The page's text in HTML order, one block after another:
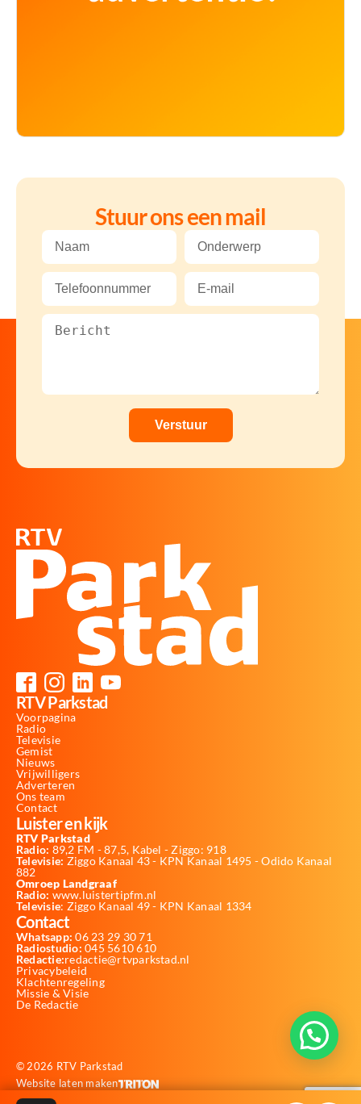
Stuur ons een mail
RTV Parkstad
Voorpagina
Radio
Televisie
Gemist
Nieuws
Vrijwilligers
Adverteren
Ons team
Contact
Luister en kijk
RTV Parkstad
Radio: 89,2 FM - 87,5, Kabel - Ziggo: 918
Televisie: Ziggo Kanaal 43 - KPN Kanaal 1495 - Odido Kanaal
882
Omroep Landgraaf
Radio: www.luistertipfm.nl
Televisie: Ziggo Kanaal 49 - KPN Kanaal 1334
Contact
Whatsapp: 06 23 29 30 71
Radiostudio: 045 5610 610
Redactie:redactie@rtvparkstad.nl
Privacybeleid
Klachtenregeling
Missie & Visie
De Redactie
© 2026 RTV Parkstad
Website laten maken